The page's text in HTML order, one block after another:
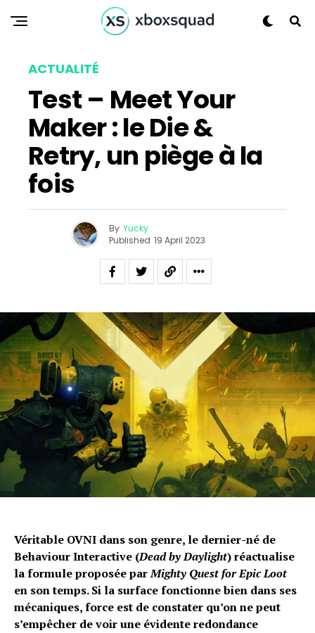
ACTUALITÉ
Test – Meet Your
Maker : le Die &
Retry, un piège à la
fois
By Yucky
Published 19 April 2023
Véritable OVNI dans son genre, le dernier-né de
Behaviour Interactive (Dead by Daylight) réactualise
la formule proposée parMighty Quest for Epic Loot
en son temps. Si la surface fonctionne bien dans ses
mécaniques, force est de constater qu’on ne peut
s’empêcher de voir une évidente redondance
Flipboard
Pinterest
Email